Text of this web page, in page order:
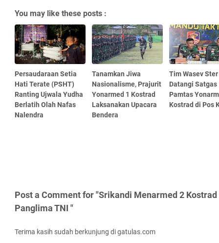
You may like these posts :
Persaudaraan Setia
Hati Terate (PSHT)
Ranting Ujwala Yudha
Berlatih Olah Nafas
Nalendra
Tanamkan Jiwa
Nasionalisme, Prajurit
Yonarmed 1 Kostrad
Laksanakan Upacara
Bendera
Tim Wasev
Datangi Satgas
Pamtas
Kostrad di Pos
Post a Comment for "Srikandi Menarmed 2
Panglima TNI "
Terima kasih sudah berkunjung di gatulas.com